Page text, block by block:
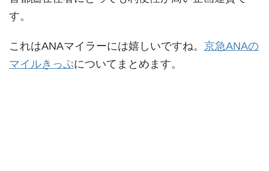
す。
これはANAマイラーには嬉しいですね。 京急ANAの
マイルきっぷについてまとめます。